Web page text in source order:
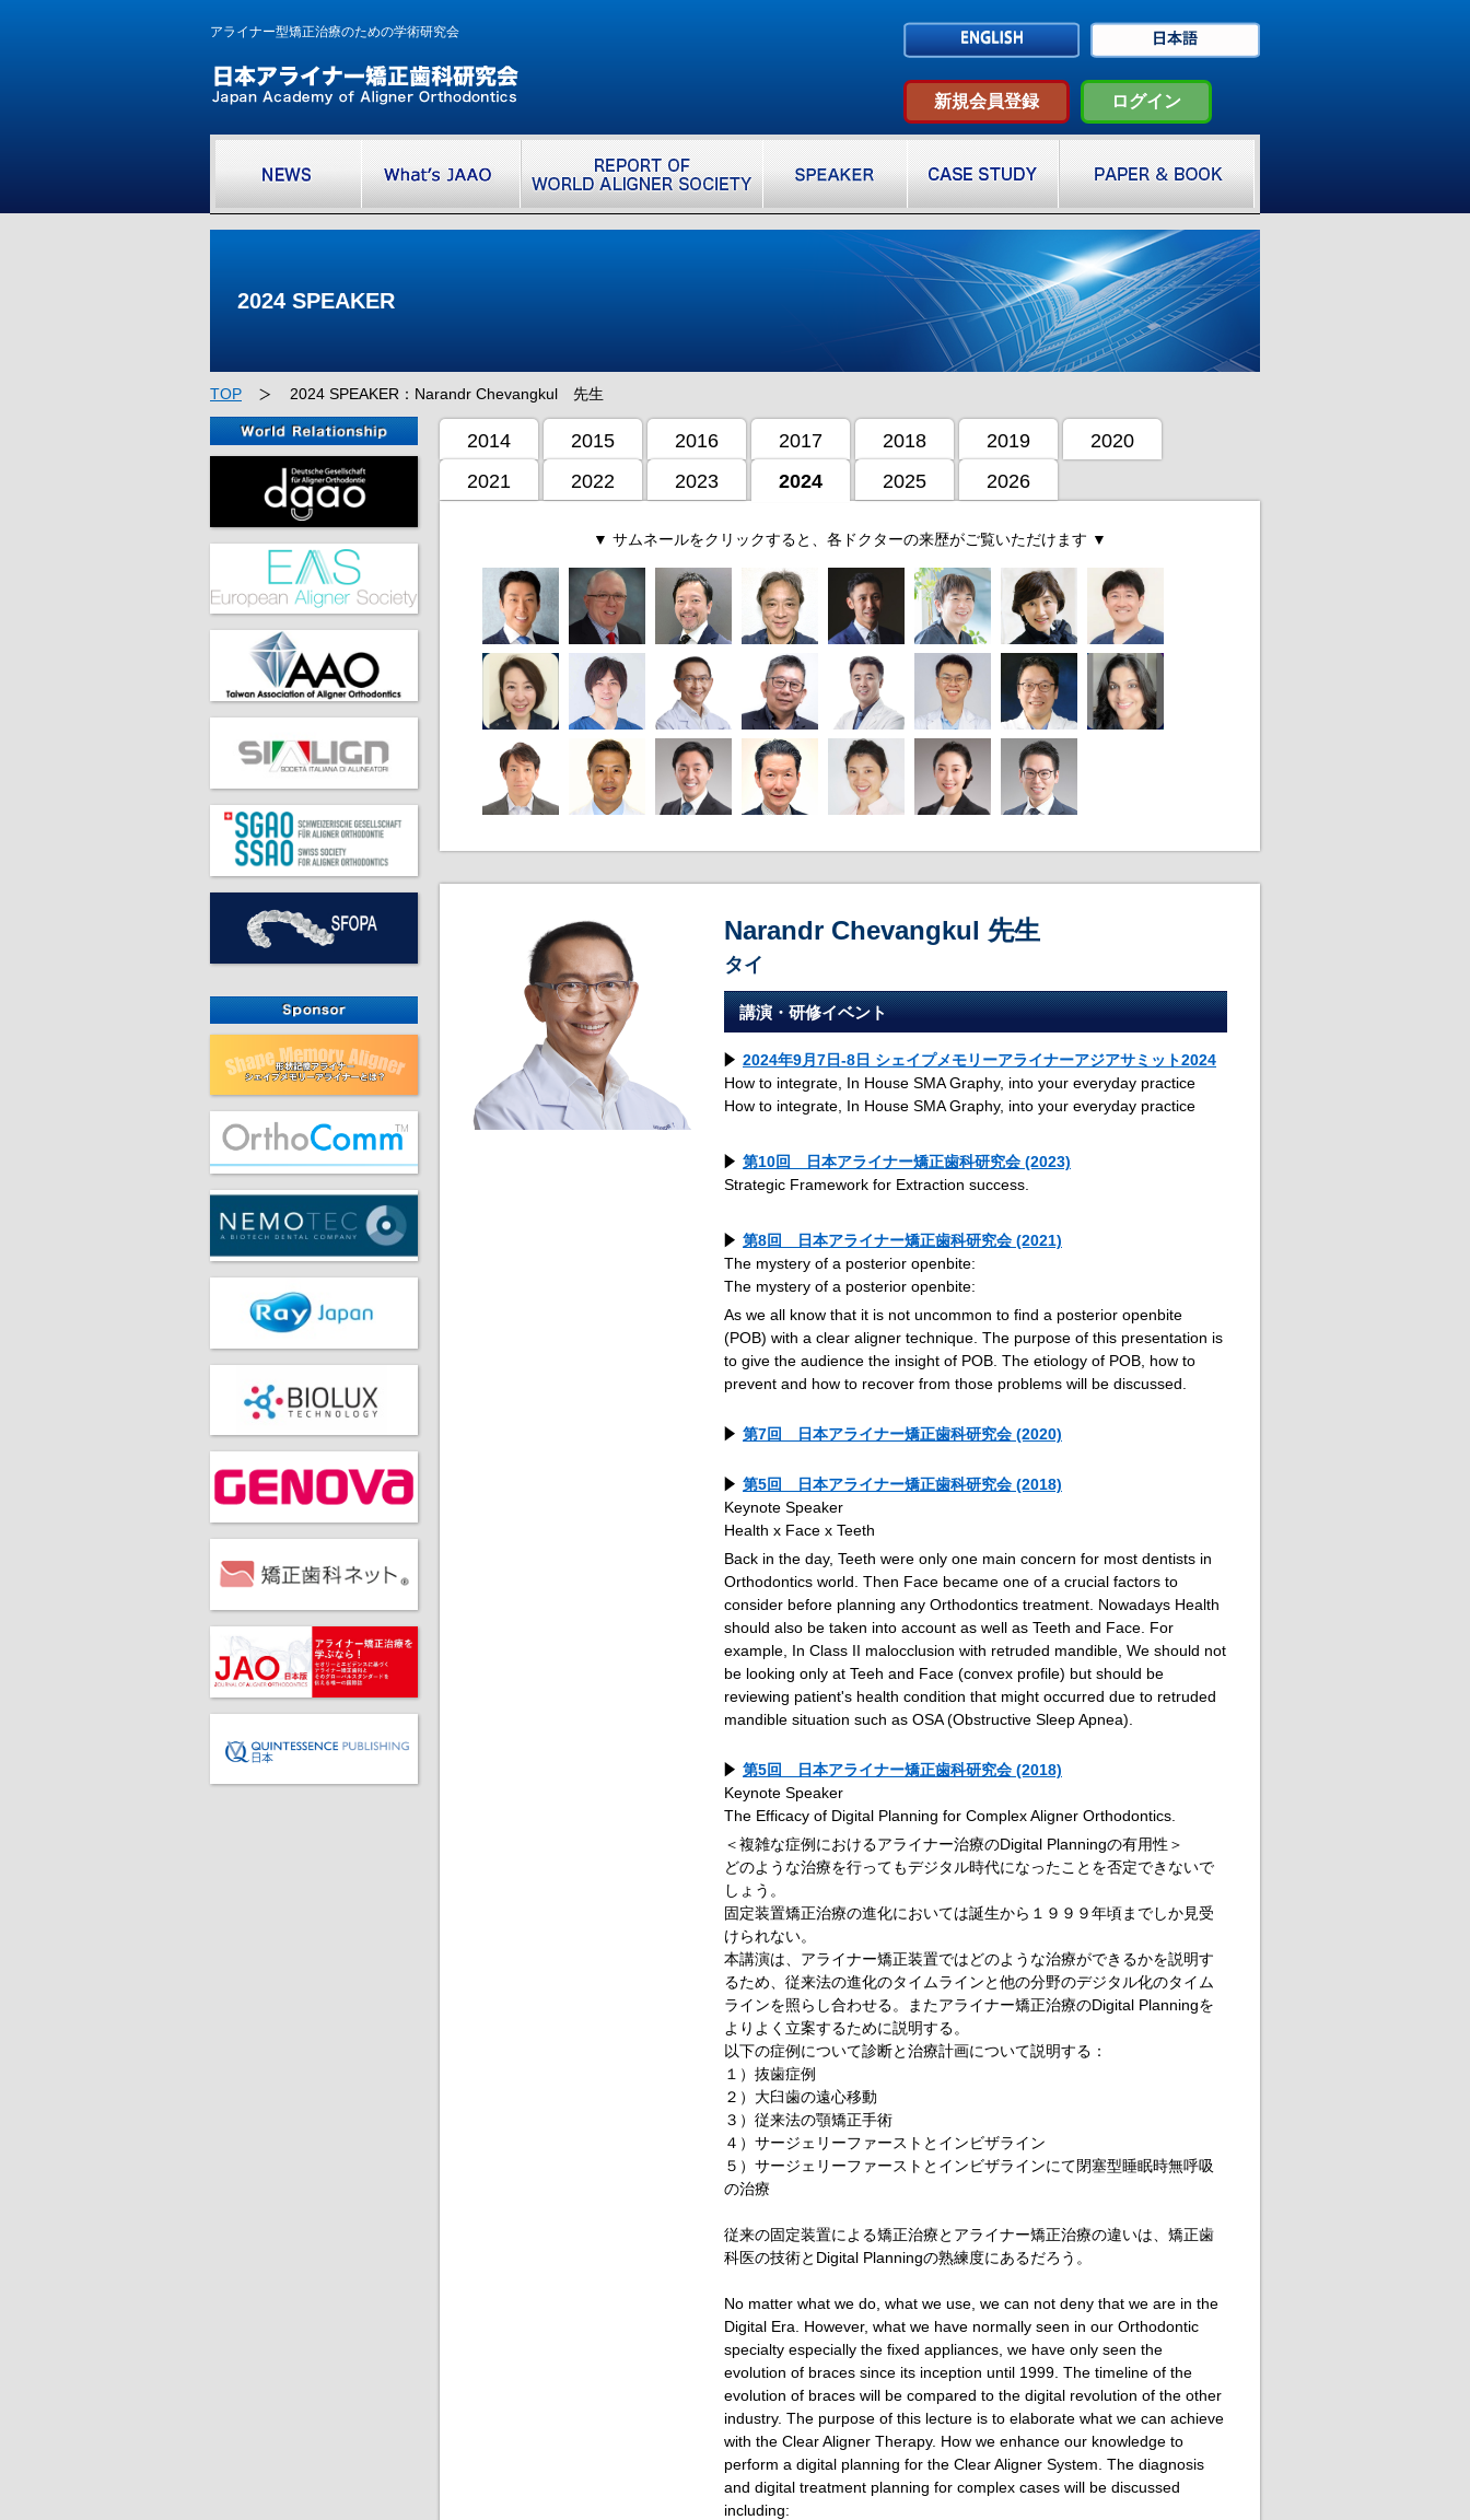
アライナー型矯正治療のための学術研究会
新規会員登録 ログイン
2024 SPEAKER
TOP 2024 SPEAKER：Narandr Chevangkul 先生
2014 2015 2016 2017 2018 2019
2020
2021
2022 2023 2024 2025 2026
▼ サムネールをクリックすると、各ドクターの来歴がご覧いただけます ▼
Narandr Chevangkul 先生
タイ
講演・研修イベント
2024年9月7日-8日 シェイプメモリーアライナーアジアサミット2024
How to integrate, In House SMA Graphy, into your everyday practice
How to integrate, In House SMA Graphy, into your everyday practice
第10回 日本アライナー矯正歯科研究会 (2023)
Strategic Framework for Extraction success.
第8回 日本アライナー矯正歯科研究会 (2021)
The mystery of a posterior openbite:
The mystery of a posterior openbite:
As we all know that it is not uncommon to find a posterior openbite
(POB) with a clear aligner technique. The purpose of this presentation is
to give the audience the insight of POB. The etiology of POB, how to
prevent and how to recover from those problems will be discussed.
第7回 日本アライナー矯正歯科研究会 (2020)
第5回 日本アライナー矯正歯科研究会 (2018)
Keynote Speaker
Health x Face x Teeth
Back in the day, Teeth were only one main concern for most dentists in
Orthodontics world. Then Face became one of a crucial factors to
consider before planning any Orthodontics treatment. Nowadays Health
should also be taken into account as well as Teeth and Face. For
example, In Class II malocclusion with retruded mandible, We should not
be looking only at Teeh and Face (convex profile) but should be
reviewing patient's health condition that might occurred due to retruded
mandible situation such as OSA (Obstructive Sleep Apnea).
第5回 日本アライナー矯正歯科研究会 (2018)
Keynote Speaker
The Efficacy of Digital Planning for Complex Aligner Orthodontics.
＜複雑な症例におけるアライナー治療のDigital Planningの有用性＞
どのような治療を行ってもデジタル時代になったことを否定できないで
しょう。
固定装置矯正治療の進化においては誕生から１９９９年頃までしか見受
けられない。
本講演は、アライナー矯正装置ではどのような治療ができるかを説明す
るため、従来法の進化のタイムラインと他の分野のデジタル化のタイム
ラインを照らし合わせる。またアライナー矯正治療のDigital Planningを
よりよく立案するために説明する。
以下の症例について診断と治療計画について説明する：
１）抜歯症例
２）大臼歯の遠心移動
３）従来法の顎矯正手術
４）サージェリーファーストとインビザライン
５）サージェリーファーストとインビザラインにて閉塞型睡眠時無呼吸
の治療
従来の固定装置による矯正治療とアライナー矯正治療の違いは、矯正歯
科医の技術とDigital Planningの熟練度にあるだろう。
No matter what we do, what we use, we can not deny that we are in the
Digital Era. However, what we have normally seen in our Orthodontic
specialty especially the fixed appliances, we have only seen the
evolution of braces since its inception until 1999. The timeline of the
evolution of braces will be compared to the digital revolution of the other
industry. The purpose of this lecture is to elaborate what we can achieve
with the Clear Aligner Therapy. How we enhance our knowledge to
perform a digital planning for the Clear Aligner System. The diagnosis
and digital treatment planning for complex cases will be discussed
including: